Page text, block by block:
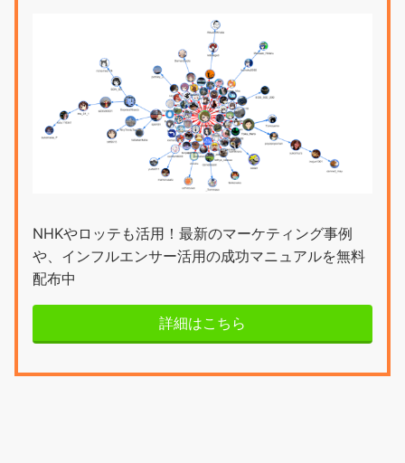
NHKやロッテも活用！最新のマーケティング事例
や、インフルエンサー活用の成功マニュアルを無料
配布中
詳細はこちら